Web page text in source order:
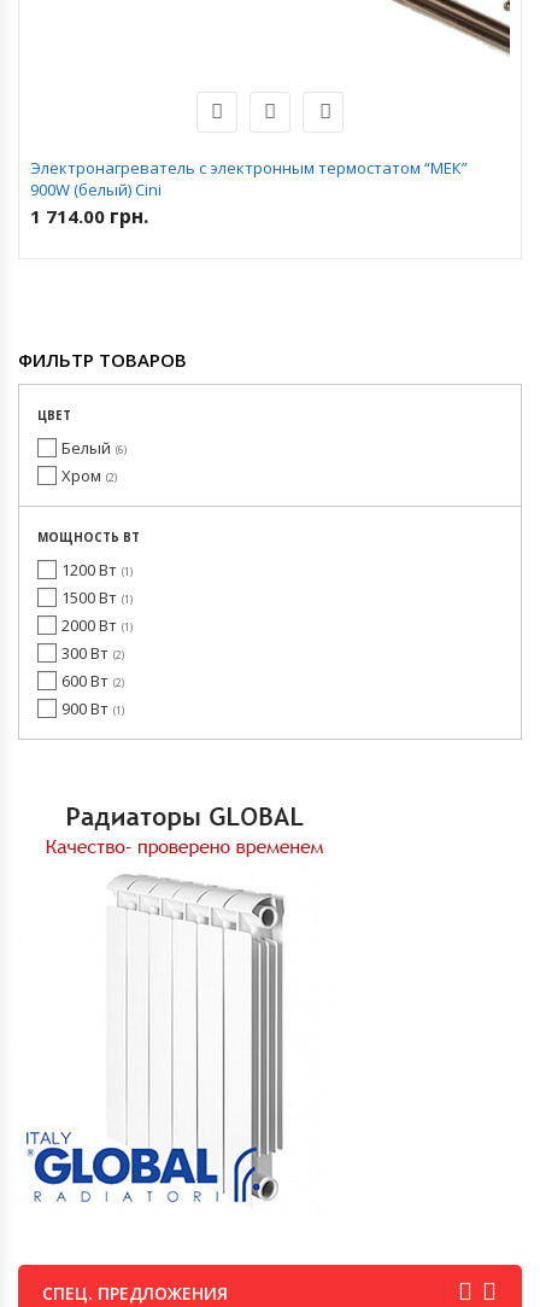
Электронагреватель с электронным термостатом “МЕК”
900W (белый) Cini
1 714.00 грн.
ФИЛЬТР ТОВАРОВ
ЦВЕТ
Белый 6
Хром 2
МОЩНОСТЬ ВТ
1200 Вт 1
1500 Вт 1
2000 Вт 1
300 Вт 2
600 Вт 2
900 Вт 1
СПЕЦ. ПРЕДЛОЖЕНИЯ